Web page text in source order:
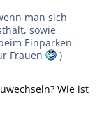
man sich
sowie
Einparken
Frauen
)
Wie ist